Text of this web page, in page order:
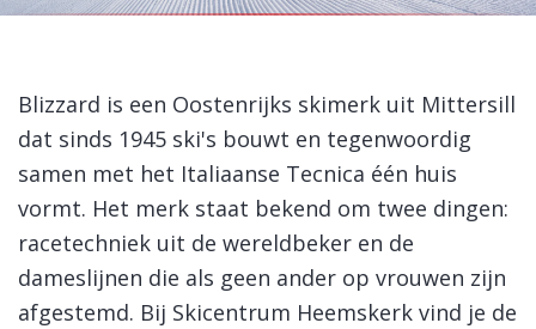
Koopgidsen
Skinext
Blizzard ski's
Blizzard is een Oostenrijks skimerk uit Mittersill
dat sinds 1945 ski's bouwt en tegenwoordig
samen met het Italiaanse Tecnica één huis
vormt. Het merk staat bekend om twee dingen:
racetechniek uit de wereldbeker en de
dameslijnen die als geen ander op vrouwen zijn
afgestemd. Bij Skicentrum Heemskerk vind je de